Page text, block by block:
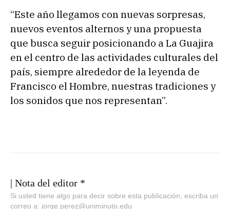
“Este año llegamos con nuevas sorpresas,
nuevos eventos alternos y una propuesta
que busca seguir posicionando a La Guajira
en el centro de las actividades culturales del
país, siempre alrededor de la leyenda de
Francisco el Hombre, nuestras tradiciones y
los sonidos que nos representan”.
| Nota del editor *
Si usted tiene algo para decir sobre esta publicación, escriba un
correo a: jorge.perez@uniminuto.edu